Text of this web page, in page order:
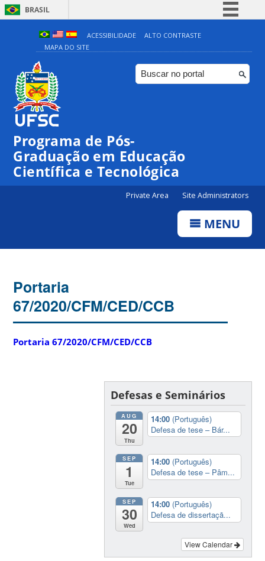
BRASIL
Simplifique!
Comunica BR
Participe
ACESSIBILIDADE
ALTO CONTRASTE
MAPA DO SITE
Programa de Pós-
Graduação em Educação
Científica e Tecnológica
Private Area Site Administrators
MENU
Portaria
67/2020/CFM/CED/CCB
Portaria 67/2020/CFM/CED/CCB
Defesas e Seminários
AUG
20
Thu
14:00 (Português)
Defesa de tese – Bár...
SEP
1
Tue
14:00 (Português)
Defesa de tese – Pâm...
SEP
30
Wed
14:00 (Português)
Defesa de dissertaçã...
View Calendar